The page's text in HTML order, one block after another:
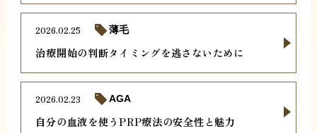
治療開始の判断タイミングを逃さないために
2026.02.25 薄毛
自分の血液を使うPRP療法の安全性と魅力
2026.02.23 AGA